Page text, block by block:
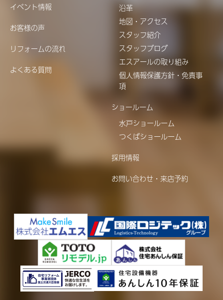
イベント情報
お客様の声
リフォームの流れ
よくある質問
沿革
地図・アクセス
スタッフ紹介
スタッフブログ
エスアールの取り組み
個人情報保護方針・免責事
項
ショールーム
水戸ショールーム
つくばショールーム
採用情報
お問い合わせ・来店予約